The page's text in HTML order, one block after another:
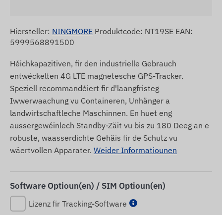
Hiersteller: NINGMORE Produktcode: NT19SE EAN:
5999568891500
Héichkapazitiven, fir den industrielle Gebrauch
entwéckelten 4G LTE magnetesche GPS-Tracker.
Speziell recommandéiert fir d'laangfristeg
Iwwerwaachung vu Containeren, Unhänger a
landwirtschaftleche Maschinnen. En huet eng
aussergewéinlech Standby-Zäit vu bis zu 180 Deeg an e
robuste, waasserdichte Gehäis fir de Schutz vu
wäertvollen Apparater. Weider Informatiounen
Software Optioun(en) / SIM Optioun(en)
Lizenz fir Tracking-Software